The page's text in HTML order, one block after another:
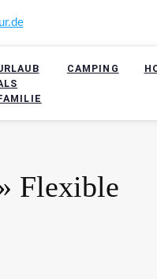
CAMPING
Flexible